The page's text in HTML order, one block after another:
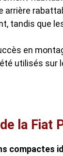
arrière
tandis que
en
utilisés
la Fiat
compactes